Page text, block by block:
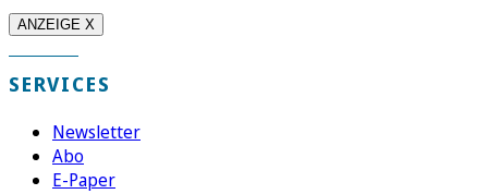
ANZEIGE X
SERVICES
Newsletter
Abo
E-Paper